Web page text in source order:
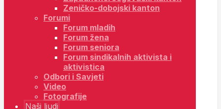
Zeničko-dobojski kanton
Forumi
Forum mladih
Forum žena
Forum seniora
Forum sindikalnih aktivista i
aktivistica
Odbori i Savjeti
Video
Fotografije
Naši ljudi